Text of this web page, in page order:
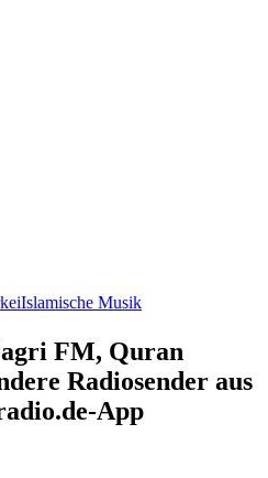
Islamische Musik
FM, Quran
Radiosender aus
App